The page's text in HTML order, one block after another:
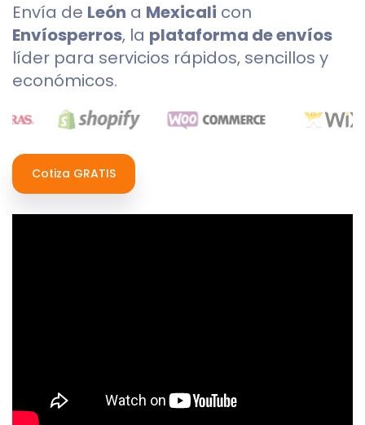
Envía de León a Mexicali con
Envíosperros, la plataforma de envíos
líder para servicios rápidos, sencillos y
económicos.
Cotiza GRATIS